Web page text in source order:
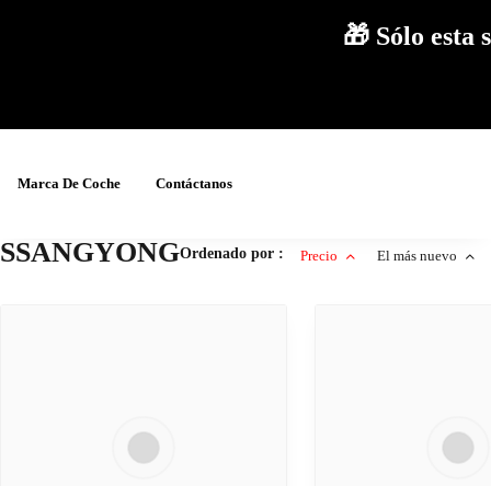
🎁 Sólo
Marca De Coche Contáctanos
SSANGYONGOrdenado por : Precio El más nuevo